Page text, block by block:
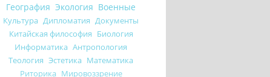
География Экология Военные
Культура Дипломатия Документы
Китайская философия Биология
Информатика Антропология
Теология Эстетика Математика
Риторика Мировоззрение